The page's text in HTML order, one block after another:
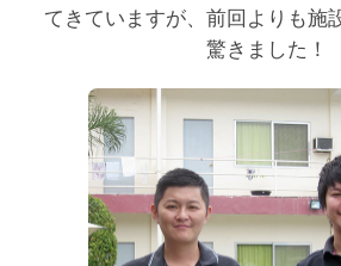
てきていますが、前回よりも施
驚きました！